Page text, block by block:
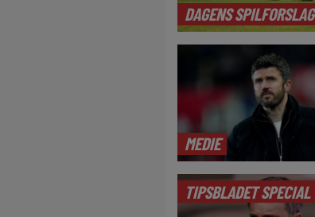
DAGENS SPILFORSLAG
MEDIE
TIPSBLADET SPECIAL